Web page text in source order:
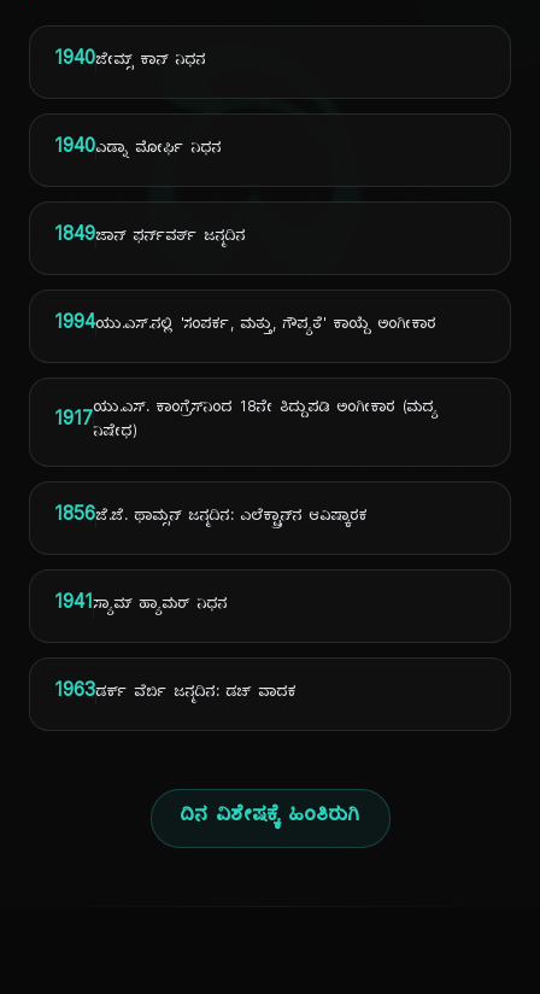
ದಿ
1940ಜೇಮ್ಸ್ ಕಾನ್ ನಿಧನ
1940ಎಡ್ನಾ ಮೋರ್ಫಿ ನಿಧನ
1849ಜಾನ್ ಫರ್ನ್‌ವರ್ತ್ ಜನ್ಮದಿನ
1994ಯು.ಎಸ್.ನಲ್ಲಿ 'ಸಂಪರ್ಕ, ಮತ್ತು, ಗೌಪ್ಯತೆ' ಕಾಯ್ದೆ ಅಂಗೀಕಾರ
1917ಯು.ಎಸ್. ಕಾಂಗ್ರೆಸ್‌ನಿಂದ 18ನೇ ತಿದ್ದುಪಡಿ ಅಂಗೀಕಾರ (ಮದ್ಯ
ನಿಷೇಧ)
1856ಜೆ.ಜೆ. ಥಾಮ್ಸನ್ ಜನ್ಮದಿನ: ಎಲೆಕ್ಟ್ರಾನ್‌ನ ಆವಿಷ್ಕಾರಕ
1941ಸ್ಯಾಮ್ ಹ್ಯಾಮರ್ ನಿಧನ
1963ಡರ್ಕ್ ವೆರ್ಬಿ ಜನ್ಮದಿನ: ಡಚ್ ವಾದಕ
ದಿನ ವಿಶೇಷಕ್ಕೆ ಹಿಂತಿರುಗಿ